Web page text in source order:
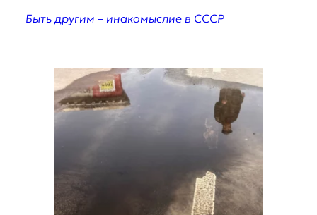
Быть другим – инакомыслие в СССР